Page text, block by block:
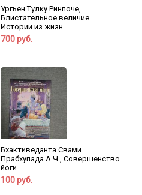
Ургьен Тулку Ринпоче,
Блистательное величие.
Истории из жизн...
700 руб.
Бхактиведанта Свами
Прабхупада А.Ч., Совершенство
йоги.
100 руб.